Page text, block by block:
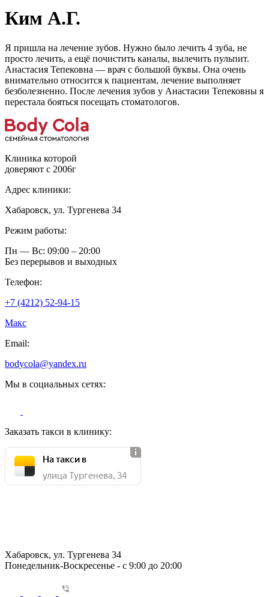
Ким А.Г.
Я пришла на лечение зубов. Нужно было лечить 4 зуба, не
просто лечить, а ещё почистить каналы, вылечить пульпит.
Анастасия Тепековна — врач с большой буквы. Она очень
внимательно относится к пациентам, лечение выполняет
безболезненно. После лечения зубов у Анастасии Тепековны я
перестала бояться посещать стоматологов.
Клиника которой
доверяют с 2006г
Адрес клиники:
Хабаровск, ул. Тургенева 34
Режим работы:
Пн — Вс: 09:00 – 20:00
Без перерывов и выходных
Телефон:
+7 (4212) 52-94-15
Макс
Email:
bodycola@yandex.ru
Мы в социальных сетях:
Заказать такси в клинику:
На такси в
улица Тургенева, 34
Хабаровск, ул. Тургенева 34
Понедельник-Воскресенье - с 9:00 до 20:00